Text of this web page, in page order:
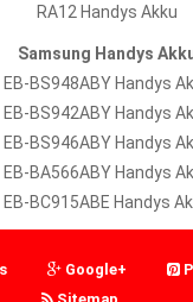
RA12 Handys Akku
Samsung Handys
EB-BS948ABY Handys
EB-BS942ABY Handys
EB-BS946ABY Handys
EB-BA566ABY Handys
EB-BC915ABE Handys
Google+